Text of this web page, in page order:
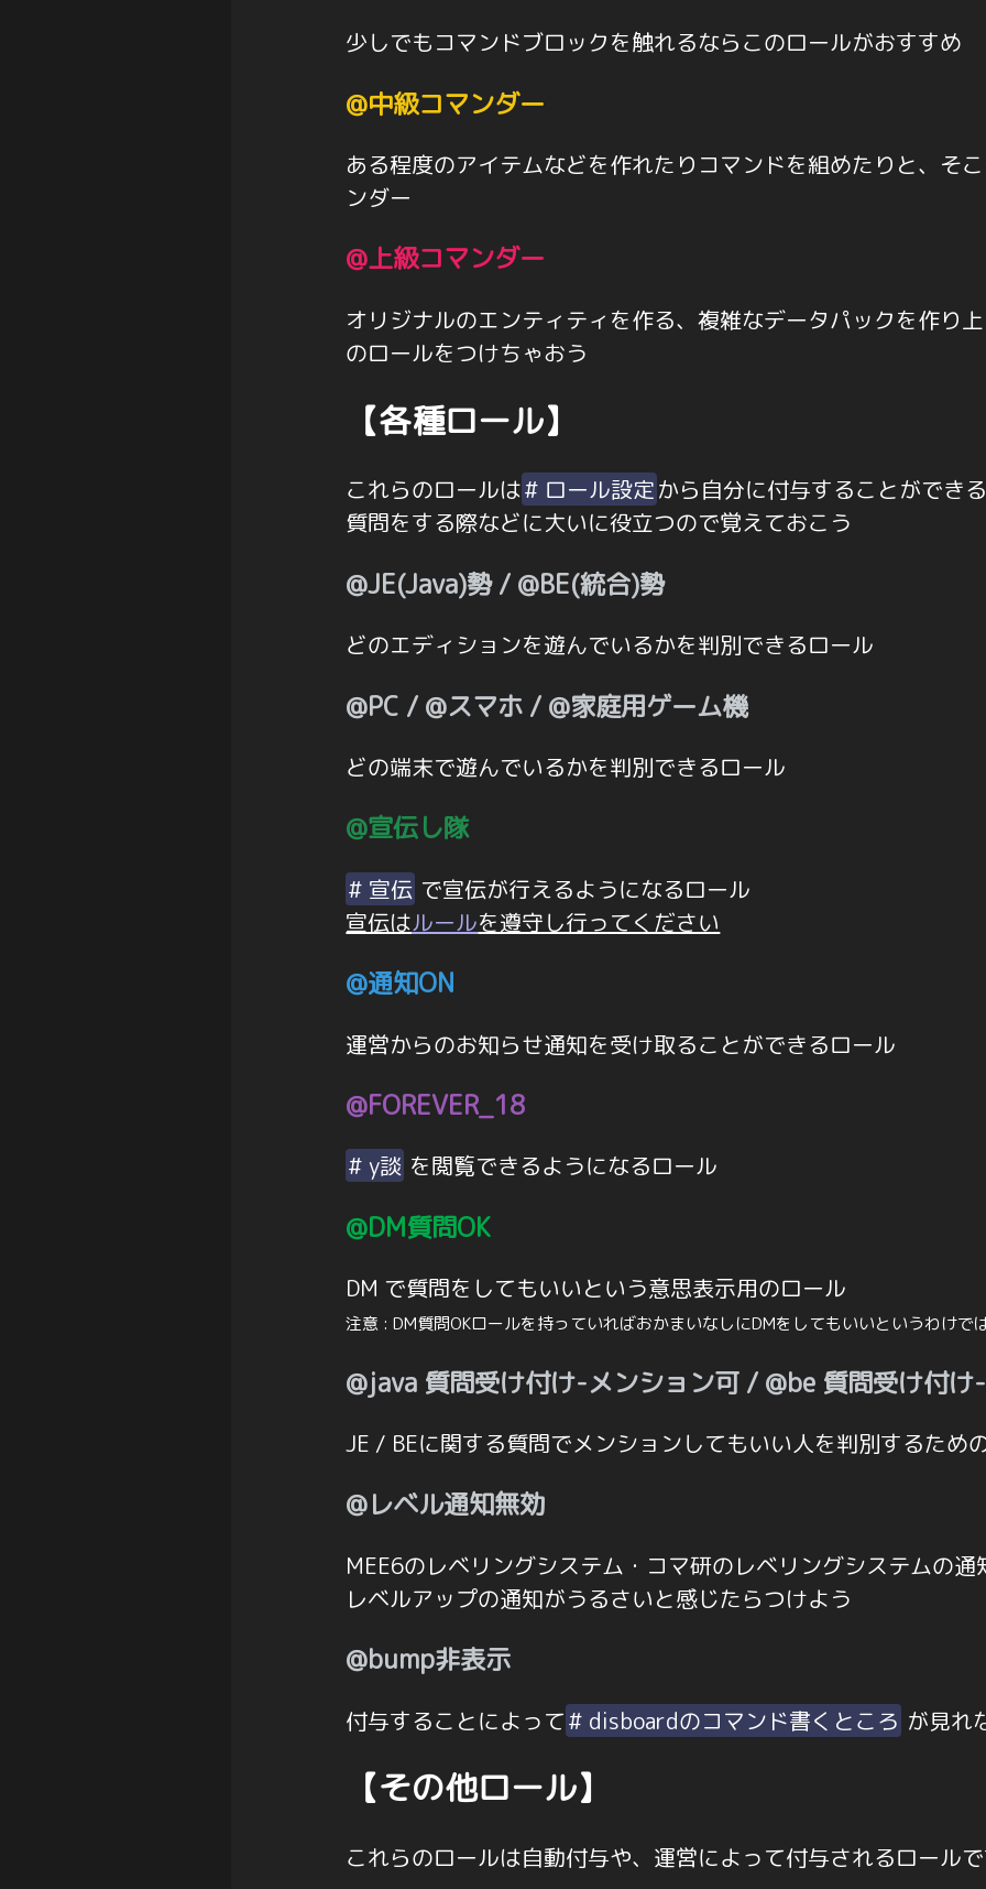
少しでもコマンドブロックを触れるならこのロールがおすすめ
@中級コマンダー
ある程度のアイテムなどを作れたりコマンドを組めたりと、そ
ンダー
@上級コマンダー
オリジナルのエンティティを作る、複雑なデータパックを作り
のロールをつけちゃおう
【各種ロール】
これらのロールは# ロール設定から自分に付与することができ
質問をする際などに大いに役立つので覚えておこう
@JE(Java)勢 / @BE(統合)勢
どのエディションを遊んでいるかを判別できるロール
@PC / @スマホ / @家庭用ゲーム機
どの端末で遊んでいるかを判別できるロール
@宣伝し隊
# 宣伝 で宣伝が行えるようになるロール
宣伝はルールを遵守し行ってください
@通知ON
運営からのお知らせ通知を受け取ることができるロール
@FOREVER_18
# y談 を閲覧できるようになるロール
@DM質問OK
DM で質問をしてもいいという意思表示用のロール
注意 : DM質問OKロールを持っていればおかまいなしにDMをしてもいいというわけで
@java 質問受け付け-メンション可 / @be 質問受け付
JE / BEに関する質問でメンションしてもいい人を判別するため
@レベル通知無効
MEE6のレベリングシステム・コマ研のレベリングシステムの
レベルアップの通知がうるさいと感じたらつけよう
@bump非表示
付与することによって# disboardのコマンド書くところ が見れ
【その他ロール】
これらのロールは自動付与や、運営によって付与されるロール